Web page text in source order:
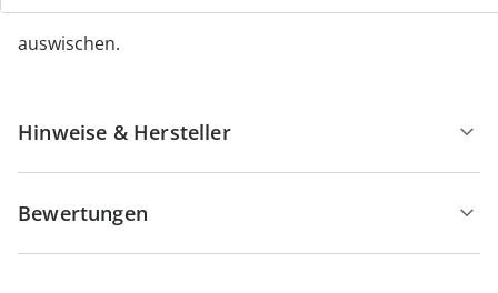
Wasser, Handspülmittel und einem weichen Schwamm
auswischen.
Hinweise & Hersteller
Bewertungen